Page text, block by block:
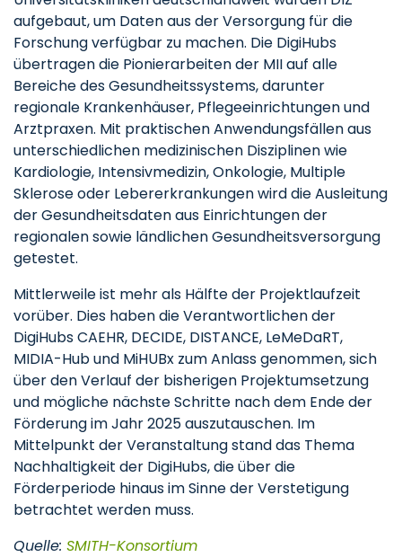
aufgebaut, um Daten aus der Versorgung für die
Forschung verfügbar zu machen. Die DigiHubs
übertragen die Pionierarbeiten der MII auf alle
Bereiche des Gesundheitssystems, darunter
regionale Krankenhäuser, Pflegeeinrichtungen und
Arztpraxen. Mit praktischen Anwendungsfällen aus
unterschiedlichen medizinischen Disziplinen wie
Kardiologie, Intensivmedizin, Onkologie, Multiple
Sklerose oder Lebererkrankungen wird die Ausleitung
der Gesundheitsdaten aus Einrichtungen der
regionalen sowie ländlichen Gesundheitsversorgung
getestet.
Mittlerweile ist mehr als Hälfte der Projektlaufzeit
vorüber. Dies haben die Verantwortlichen der
DigiHubs CAEHR, DECIDE, DISTANCE, LeMeDaRT,
MIDIA-Hub und MiHUBx zum Anlass genommen, sich
über den Verlauf der bisherigen Projektumsetzung
und mögliche nächste Schritte nach dem Ende der
Förderung im Jahr 2025 auszutauschen. Im
Mittelpunkt der Veranstaltung stand das Thema
Nachhaltigkeit der DigiHubs, die über die
Förderperiode hinaus im Sinne der Verstetigung
betrachtet werden muss.
Quelle: SMITH-Konsortium